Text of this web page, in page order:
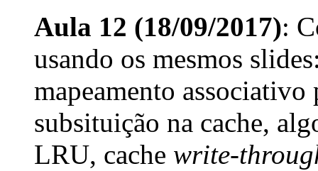
Aula 12 (18/09/2017):
usando os mesmos
mapeamento
subsituição na cache,
LRU, cache write-